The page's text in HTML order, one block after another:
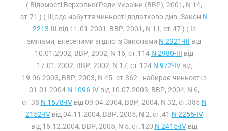
( Відомості Верховної Ради України (ВВР), 2001, N 14,
ст.71 ) ( Щодо набуття чинності додатково див. Закон N
2213-III від 11.01.2001, ВВР, 2001, N 11, ст.47 ) ( Із
змінами, внесеними згідно із Законами N 2921-III від
10.01.2002, ВВР, 2002, N 16, ст.114 N 2980-III від
17.01.2002, ВВР, 2002, N 17, ст.124 N 972-IVвід
19.06.2003, ВВР, 2003, N 45. ст.362 - набирає чинності з
01.01.2004 N 1096-IVвід 10.07.2003, ВВР, 2004, N 6,
ст.38 N 1678-IVвід 09.04.2004, ВВР, 2004, N 32, ст.385 N
2152-IVвід 04.11.2004, ВВР, 2005, N 2, ст.41 N 2256-IV
від 16.12.2004, ВВР, 2005, N 5, ст.120 N 2415-IVвід